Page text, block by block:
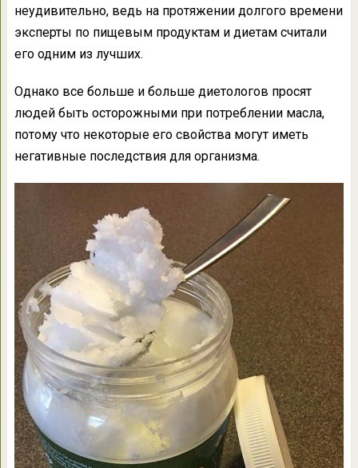
неудивительно, ведь на протяжении долгого времени
эксперты по пищевым продуктам и диетам считали
его одним из лучших.
Однако все больше и больше диетологов просят
людей быть осторожными при потреблении масла,
потому что некоторые его свойства могут иметь
негативные последствия для организма.